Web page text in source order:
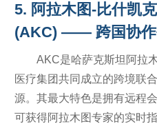
5. 阿拉木图-比什凯
(AKC) —— 跨国协作
AKC是哈萨克斯坦阿拉
医疗集团共同成立的跨境联
源。其最大特色是拥有远程
可获得阿拉木图专家的实时